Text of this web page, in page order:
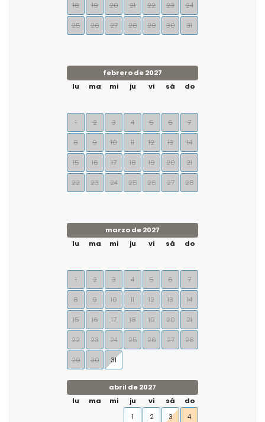
18 19 20 21 22 23 24
25 26 27 28 29 30 31
febrero de 2027
lu
ma mi ju vi sá do
1 2 3 4 5 6 7
8 9 10 11 12 13 14
15 16 17 18 19 20 21
22 23 24 25 26 27 28
marzo de 2027
lu
ma mi ju vi sá do
1 2 3 4 5 6 7
8 9 10 11 12 13 14
15 16 17 18 19 20 21
22 23 24 25 26 27 28
29 30 31
abril de 2027
lu
ma mi ju vi sá
do
1
2 3 4